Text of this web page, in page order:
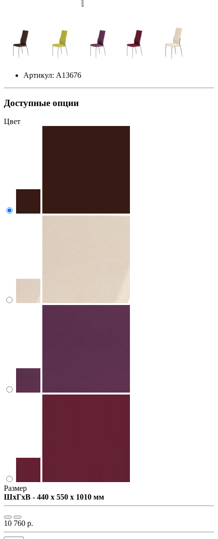
Артикул: А13676
Доступные опции
Цвет
Размер
ШxГxВ - 440 x 550 x 1010 мм
10 760 р.